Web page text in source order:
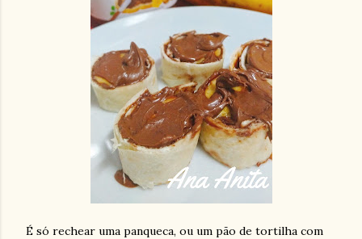
É só rechear uma panqueca, ou um pão de tortilha com